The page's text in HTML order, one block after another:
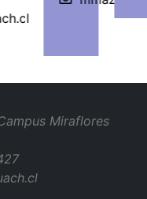
Miraflores